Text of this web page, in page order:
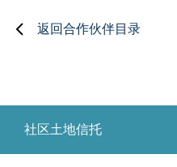
返回合作伙伴目录
社区土地信托